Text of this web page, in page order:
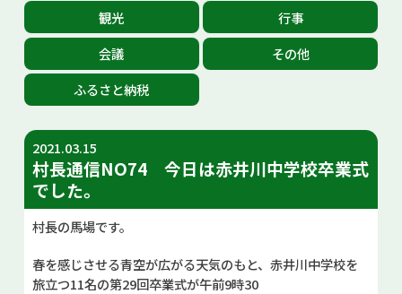
お問い合せ
Select Language▼
観光
行事
会議
その他
ふるさと納税
2021.03.15
村長通信NO74 今日は赤井川中学校卒業式
でした。
村長の馬場です。
春を感じさせる青空が広がる天気のもと、赤井川中学校を
旅立つ11名の第29回卒業式が午前9時30